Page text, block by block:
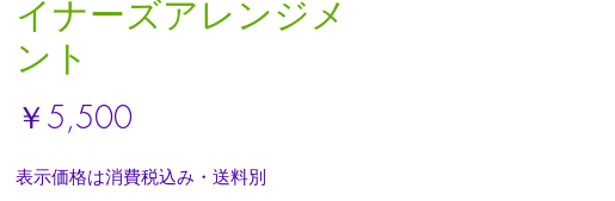
イナーズアレンジメ
ント
￥5,500価
格
表示価格は消費税込み・送料別